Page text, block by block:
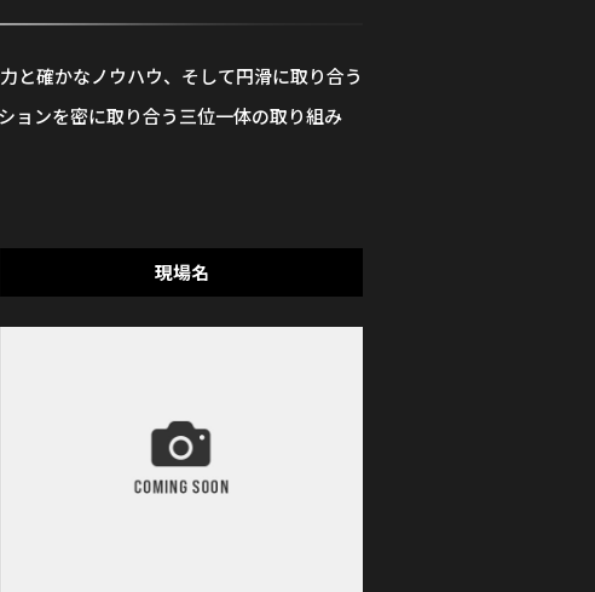
と確かなノウハウ、そして円滑に取り合う
ョンを密に取り合う三位一体の取り組み
現場名